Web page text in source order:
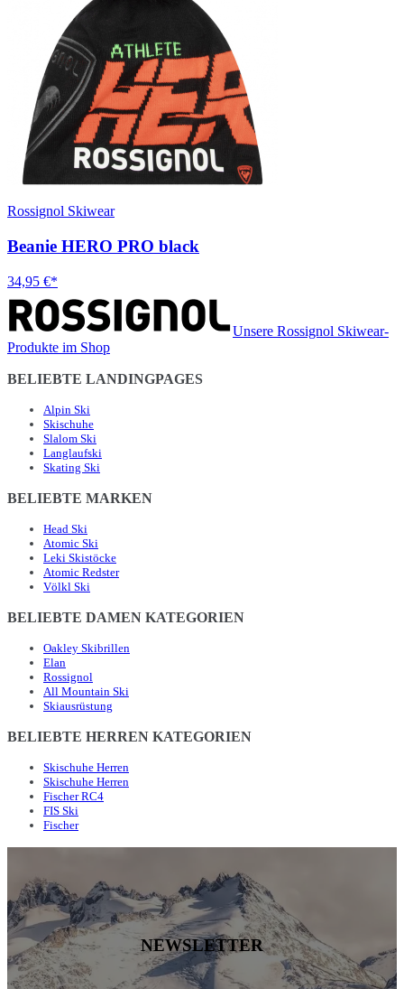
Rossignol Skiwear
Beanie HERO PRO black
34,95 €*
Unsere Rossignol Skiwear-
Produkte im Shop
BELIEBTE LANDINGPAGES
Alpin Ski
Skischuhe
Slalom Ski
Langlaufski
Skating Ski
BELIEBTE MARKEN
Head Ski
Atomic Ski
Leki Skistöcke
Atomic Redster
Völkl Ski
BELIEBTE DAMEN KATEGORIEN
Oakley Skibrillen
Elan
Rossignol
All Mountain Ski
Skiausrüstung
BELIEBTE HERREN KATEGORIEN
Skischuhe Herren
Skischuhe Herren
Fischer RC4
FIS Ski
Fischer
NEWSLETTER